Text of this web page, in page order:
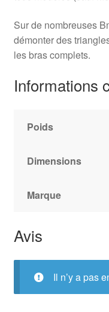
Sur de nombreuses
démonter des
les bras complets.
Informations
Poids
Dimensions
Marque
Avis
Il n’y a pas